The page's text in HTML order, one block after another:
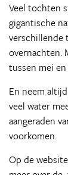
Veel tochten
gigantische
verschillende
overnachten.
tussen mei
En neem
veel water
aangeraden
voorkomen.
Op de